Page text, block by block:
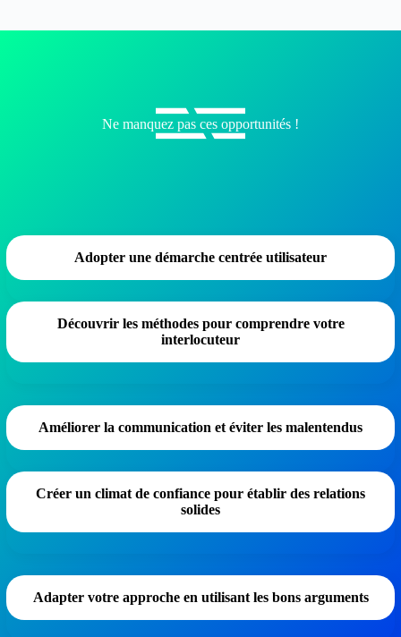
Ne manquez pas ces opportunités !
Adopter une démarche centrée utilisateur
Découvrir les méthodes pour comprendre votre
interlocuteur
Améliorer la communication et éviter les malentendus
Créer un climat de confiance pour établir des relations
solides
Adapter votre approche en utilisant les bons arguments